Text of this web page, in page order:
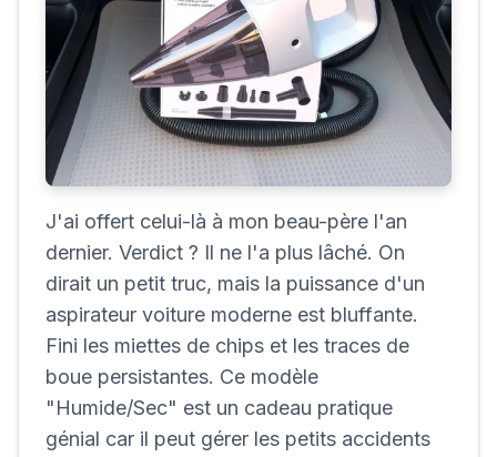
J'ai offert celui-là à mon beau-père l'an
dernier. Verdict ? Il ne l'a plus lâché. On
dirait un petit truc, mais la puissance d'un
aspirateur voiture moderne est bluffante.
Fini les miettes de chips et les traces de
boue persistantes. Ce modèle
"Humide/Sec" est un cadeau pratique
génial car il peut gérer les petits accidents